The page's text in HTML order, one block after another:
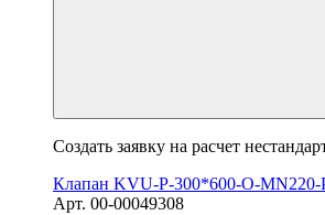
Создать заявку на расчет
Клапан KVU-P-300*600-О-MN220-
Арт. 00-00049308